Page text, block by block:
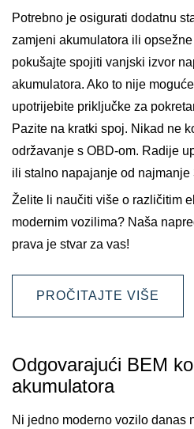
Potrebno je osigurati dodatnu
zamjeni akumulatora ili
pokušajte spojiti vanjski izvor
akumulatora. Ako to nije
upotrijebite priključke za
Pazite na kratki spoj. Nikad ne
održavanje s OBD-om. Radije
ili stalno napajanje od najmanje
Želite li naučiti više o različitim
modernim vozilima? Naša
prava je stvar za vas!
PROČITAJTE VIŠE
Odgovarajući BEM
akumulatora
Ni jedno moderno vozilo danas